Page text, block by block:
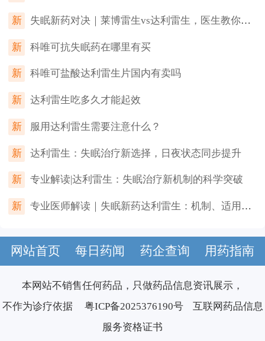
新 失眠新药对决｜莱博雷生vs达利雷生，医生教你如何选
新 科唯可抗失眠药在哪里有买
新 科唯可盐酸达利雷生片国内有卖吗
新 达利雷生吃多久才能起效
新 服用达利雷生需要注意什么？
新 达利雷生：失眠治疗新选择，日夜状态同步提升
新 专业解读|达利雷生：失眠治疗新机制的科学突破
新 专业医师解读｜失眠新药达利雷生：机制、适用人群及用药要点
网站首页 每日药闻 药企查询 用药指南
本网站不销售任何药品，只做药品信息资讯展示，
不作为诊疗依据 粤ICP备2025376190号
互联网药品信息
服务资格证书